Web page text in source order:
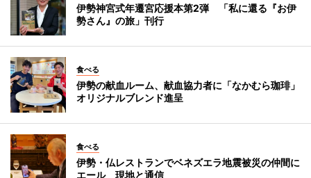
伊勢神宮式年遷宮応援本第2弾 「私に還る『お伊
勢さん』の旅」刊行
食べる
伊勢の献血ルーム、献血協力者に「なかむら珈琲」
オリジナルブレンド進呈
食べる
伊勢・仏レストランでベネズエラ地震被災の仲間に
エール 現地と通信